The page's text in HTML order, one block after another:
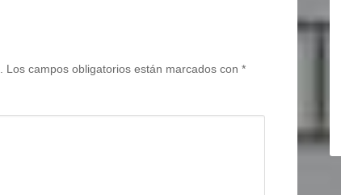
Los campos obligatorios están marcados con *